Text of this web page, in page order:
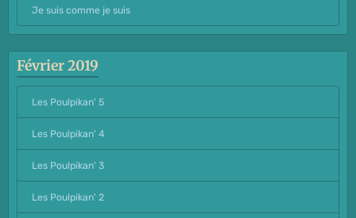
Je suis comme je suis
Février 2019
Les Poulpikan' 5
Les Poulpikan' 4
Les Poulpikan' 3
Les Poulpikan' 2